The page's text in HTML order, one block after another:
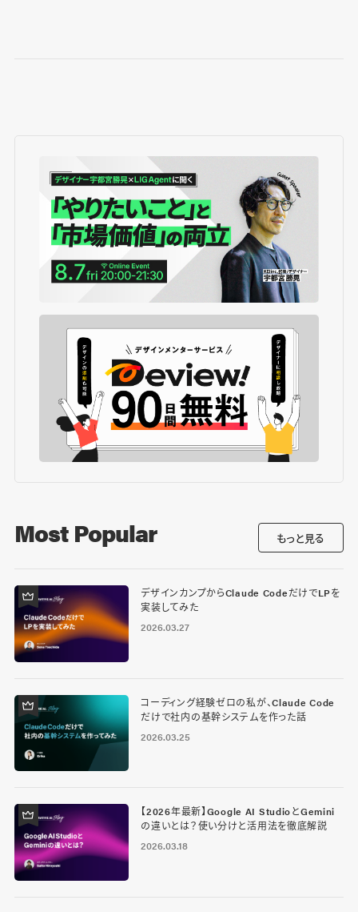
Most Popular もっと見る
デザインカンプからClaude CodeだけでLPを
実装してみた
2026.03.27
コーディング経験ゼロの私が、Claude Code
だけで社内の基幹システムを作った話
2026.03.25
【2026年最新】Google AI StudioとGemini
の違いとは？使い分けと活用法を徹底解説
2026.03.18